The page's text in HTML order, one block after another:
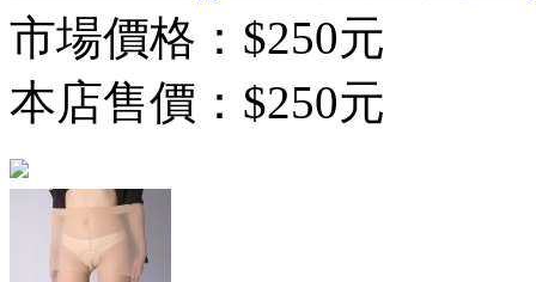
市場價格： $250元
本店售價： $250元